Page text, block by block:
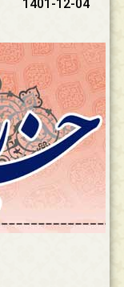
1401-12-04